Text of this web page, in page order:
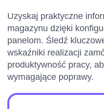
Uzyskaj praktyczne
magazynu dzięki
panelom. Śledź
wskaźniki realizacji
produktywność pracy,
wymagające poprawy.